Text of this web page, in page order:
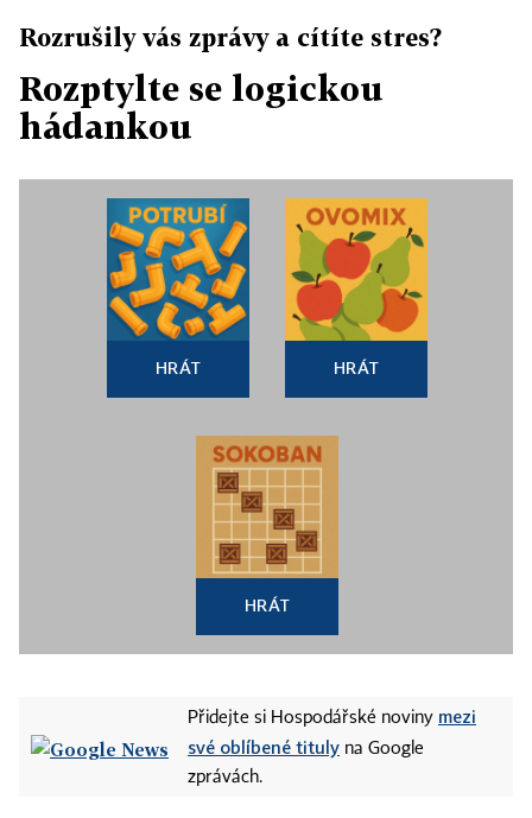
Rozrušily vás zprávy a cítíte stres?
Rozptylte se logickou
hádankou
HRÁT HRÁT
HRÁT
Přidejte si Hospodářské noviny mezi
své oblíbené tituly na Google
zprávách.